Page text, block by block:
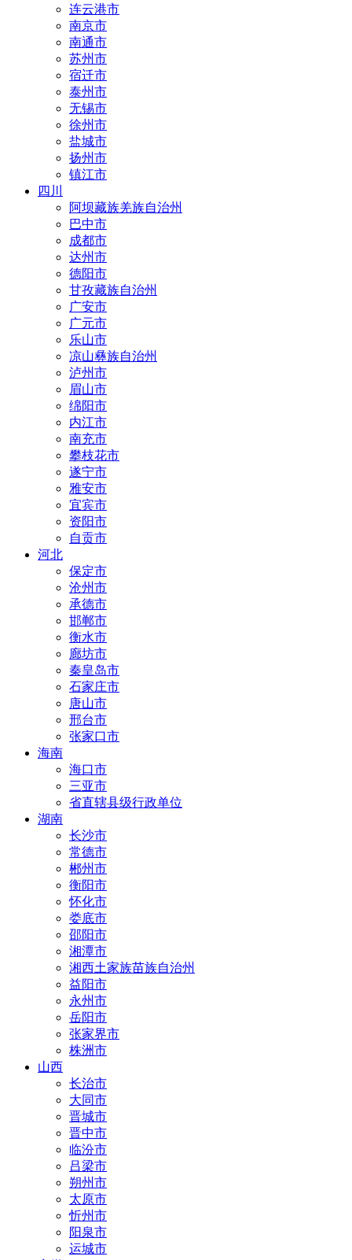
连云港市
南京市
南通市
苏州市
宿迁市
泰州市
无锡市
徐州市
盐城市
扬州市
镇江市
四川
阿坝藏族羌族自治州
巴中市
成都市
达州市
德阳市
甘孜藏族自治州
广安市
广元市
乐山市
凉山彝族自治州
泸州市
眉山市
绵阳市
内江市
南充市
攀枝花市
遂宁市
雅安市
宜宾市
资阳市
自贡市
河北
保定市
沧州市
承德市
邯郸市
衡水市
廊坊市
秦皇岛市
石家庄市
唐山市
邢台市
张家口市
海南
海口市
三亚市
省直辖县级行政单位
湖南
长沙市
常德市
郴州市
衡阳市
怀化市
娄底市
邵阳市
湘潭市
湘西土家族苗族自治州
益阳市
永州市
岳阳市
张家界市
株洲市
山西
长治市
大同市
晋城市
晋中市
临汾市
吕梁市
朔州市
太原市
忻州市
阳泉市
运城市